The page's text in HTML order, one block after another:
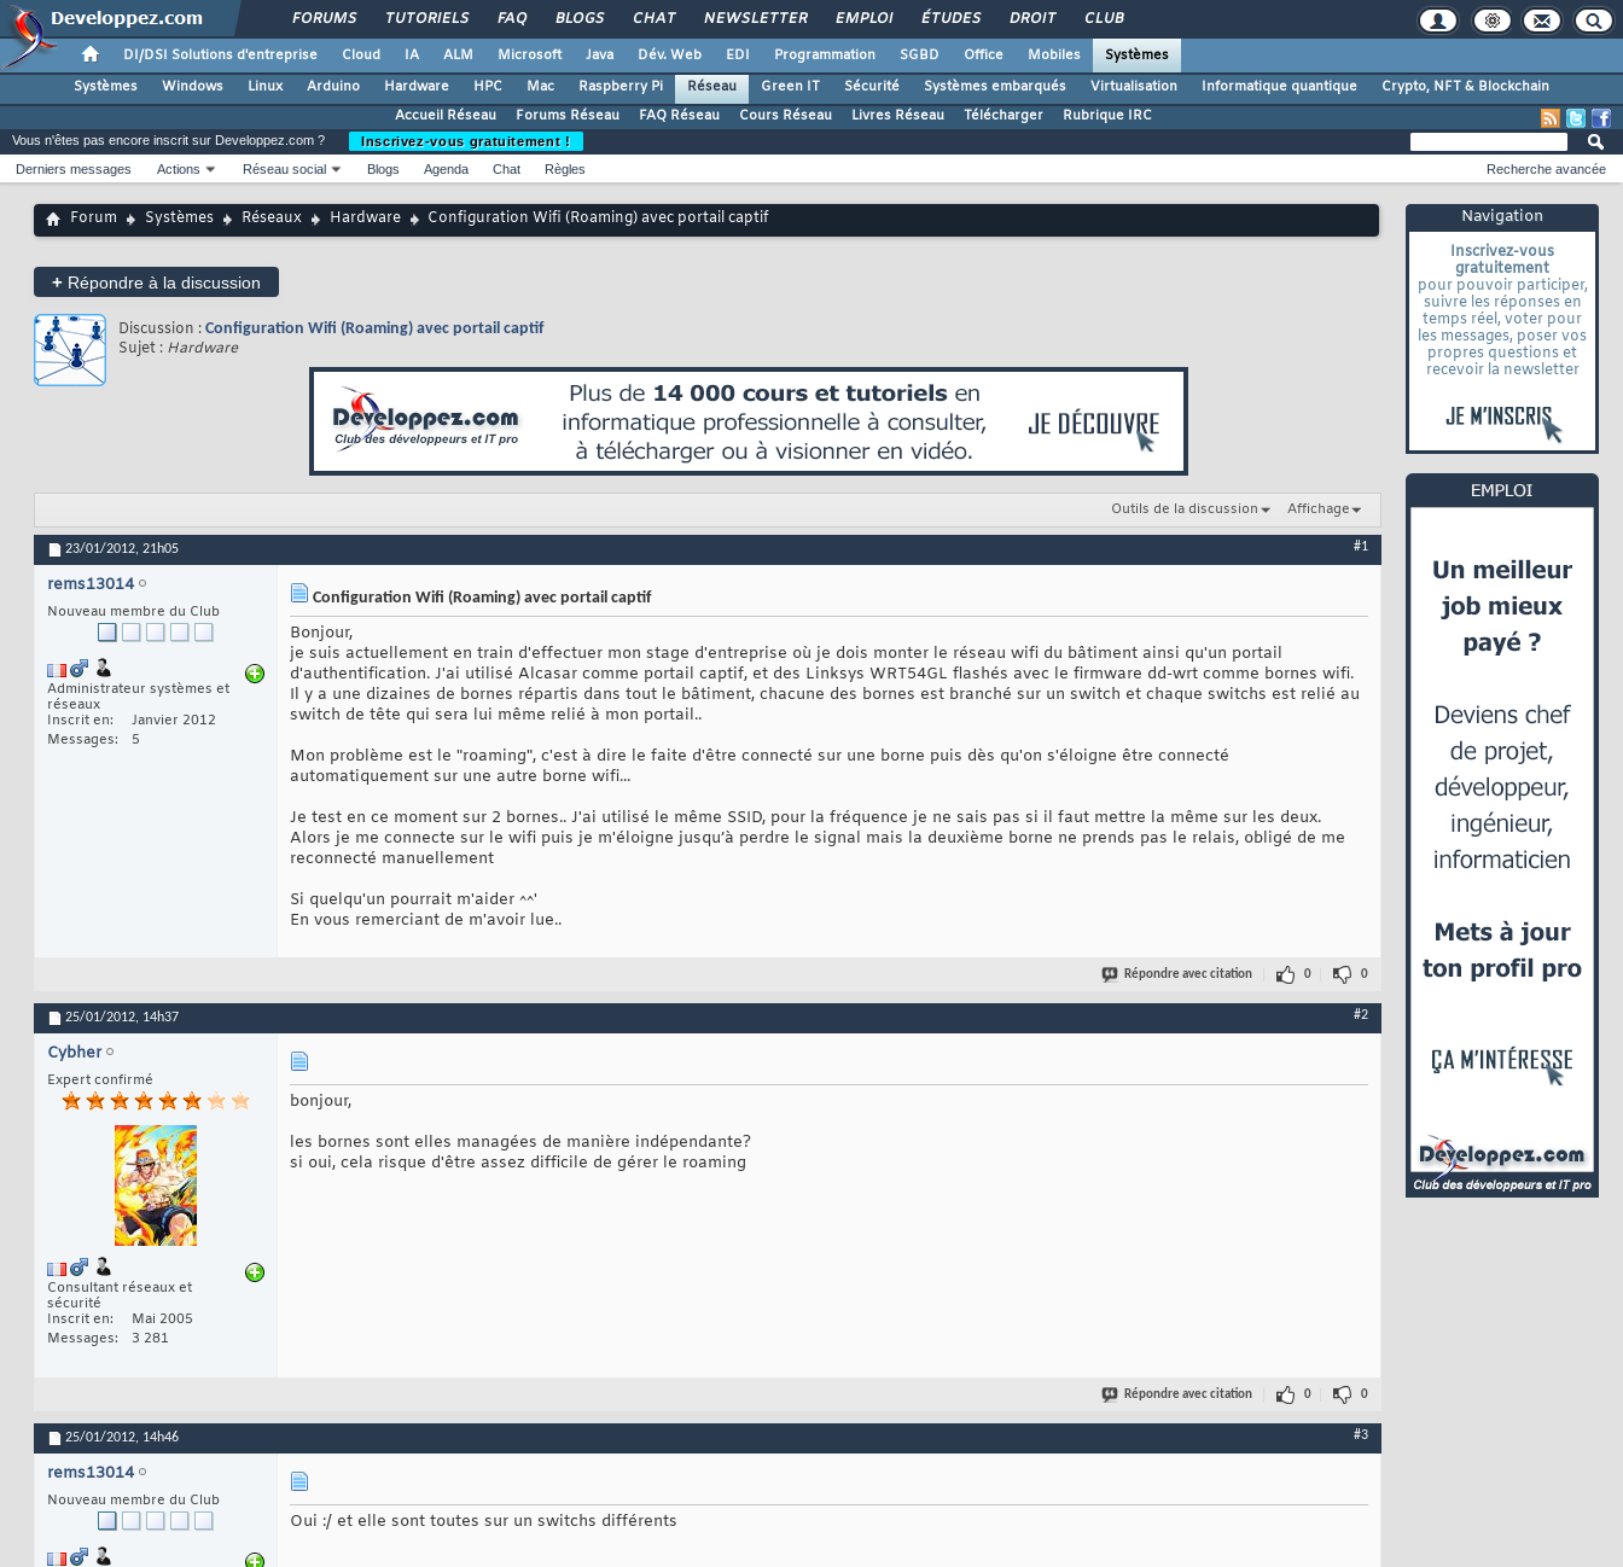
FORUMS TUTORIELS FAQ BLOGS CHAT NEWSLETTER EMPLOI ÉTUDES DROIT CLUB
DI/DSI Solutions d'entreprise Cloud IA ALM Microsoft Java Dév. Web EDI Programmation SGBD Office Mobiles
Systèmes
Systèmes
Windows Linux Arduino Hardware HPC Mac Raspberry Pi Réseau Green IT Sécurité Systèmes embarqués Virtualisation Informatique quantique
Crypto, NFT & Blockchain
Accueil Réseau
Forums Réseau FAQ Réseau Cours Réseau Livres Réseau Télécharger Rubrique IRC
Navigation
Inscrivez-vous
gratuitement
pour pouvoir participer,
suivre les réponses en
temps réel, voter pour
les messages, poser vos
propres questions et
recevoir la newsletter
Vous n'êtes pas encore inscrit sur Developpez.com ?
Inscrivez-vous gratuitement !
Derniers messages
Actions Réseau social Blogs Agenda Chat Règles Recherche avancée
Forum Systèmes Réseaux Hardware Configuration Wifi (Roaming) avec portail captif
+ Répondre à la discussion
Discussion : Configuration Wifi (Roaming) avec portail captif
Sujet : Hardware
Outils de la discussion Affichage
23/01/2012, 21h05 #1
rems13014
Nouveau membre du Club
Administrateur systèmes et
réseaux
Inscrit en
Janvier 2012
Messages
5
Configuration Wifi (Roaming) avec portail captif
Bonjour,
je suis actuellement en train d'effectuer mon stage d'entreprise où je dois monter le réseau wifi du bâtiment ainsi qu'un portail
d'authentification. J'ai utilisé Alcasar comme portail captif, et des Linksys WRT54GL flashés avec le firmware dd-wrt comme bornes wifi.
Il y a une dizaines de bornes répartis dans tout le bâtiment, chacune des bornes est branché sur un switch et chaque switchs est relié au
switch de tête qui sera lui même relié à mon portail..
Mon problème est le "roaming", c'est à dire le faite d'être connecté sur une borne puis dès qu'on s'éloigne être connecté
automatiquement sur une autre borne wifi...
Je test en ce moment sur 2 bornes.. J'ai utilisé le même SSID, pour la fréquence je ne sais pas si il faut mettre la même sur les deux.
Alors je me connecte sur le wifi puis je m'éloigne jusqu’à perdre le signal mais la deuxième borne ne prends pas le relais, obligé de me
reconnecté manuellement
Si quelqu'un pourrait m'aider ^^'
En vous remerciant de m'avoir lue..
Répondre avec citation 0 0
25/01/2012, 14h37 #2
Cybher
Expert confirmé
Consultant réseaux et
sécurité
Inscrit en
Mai 2005
Messages
3 281
bonjour,
les bornes sont elles managées de manière indépendante?
si oui, cela risque d'être assez difficile de gérer le roaming
Répondre avec citation 0 0
25/01/2012, 14h46 #3
rems13014
Nouveau membre du Club
Oui :/ et elle sont toutes sur un switchs différents